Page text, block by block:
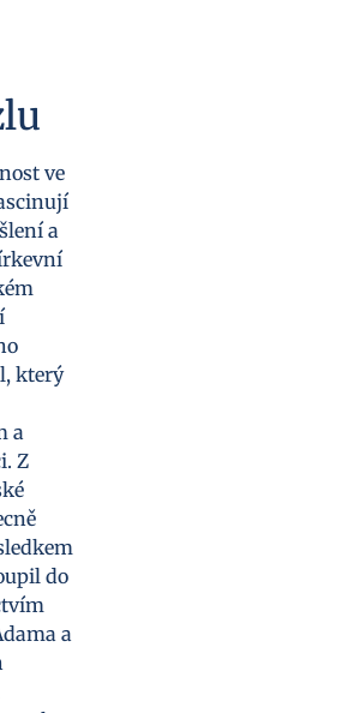
ve
a
který
a
Z
do
a